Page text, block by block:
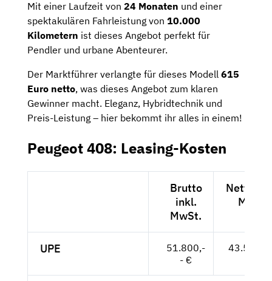
Mit einer Laufzeit von 24 Monaten und einer
spektakulären Fahrleistung von 10.000
Kilometern ist dieses Angebot perfekt für
Pendler und urbane Abenteurer.
Der Marktführer verlangte für dieses Modell 615
Euro netto, was dieses Angebot zum klaren
Gewinner macht. Eleganz, Hybridtechnik und
Preis-Leistung – hier bekommt ihr alles in einem!
Peugeot 408: Leasing-Kosten
Brutto
inkl.
MwSt.
Netto
MwSt.
UPE
51.800,-
- €